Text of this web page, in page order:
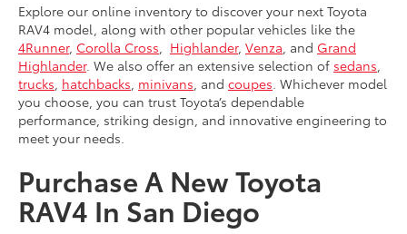
Explore our online inventory to discover your next Toyota
RAV4 model, along with other popular vehicles like the
4Runner, Corolla Cross Highlander, Venza , and Grand
Highlander. We also offer an extensive selection of sedans
trucks hatchbacks minivans , and coupes . Whichever model
you choose, you can trust Toyota’s dependable
performance, striking design, and innovative engineering to
meet your needs.
Purchase A New Toyota
RAV4 In San Diego